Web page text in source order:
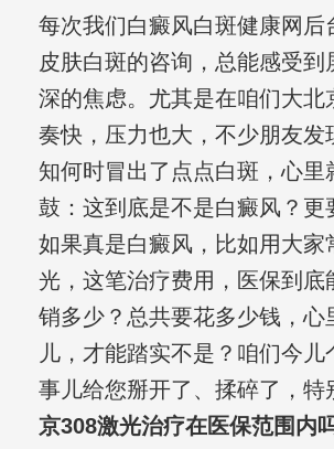
每次我们白癜风白斑健康网后
皮肤白斑的咨询，总能感受到
深的焦虑。尤其是在咱们大北
奏快，压力也大，不少朋友发
知何时冒出了点点白斑，心里
鼓：这到底是不是白癜风？更
如果真是白癜风，比如用大家
光，这笔治疗费用，医保到底
销多少？总共要花多少钱，心
儿，才能踏实不是？咱们今儿
事儿给您掰开了、揉碎了，特
京308激光治疗在医保范围内